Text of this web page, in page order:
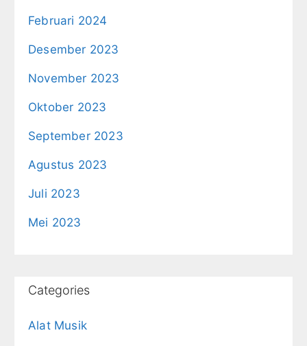
Februari 2024
Desember 2023
November 2023
Oktober 2023
September 2023
Agustus 2023
Juli 2023
Mei 2023
Categories
Alat Musik